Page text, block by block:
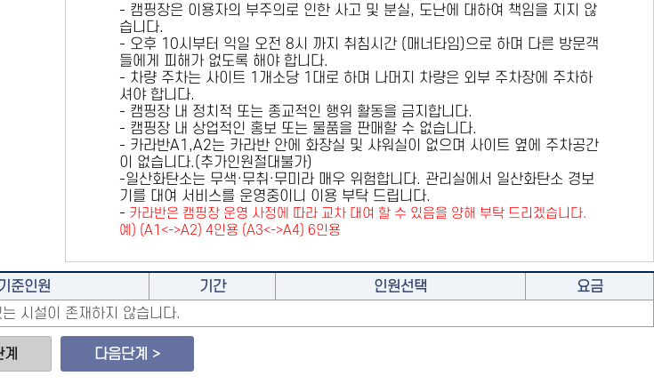
- 캠핑장은 이용자의 부주의로 인한 사고 및 분실, 도난에 대하여 책임을 지지 않
습니다.
- 오후 10시부터 익일 오전 8시 까지 취침시간 (매너타임)으로 하며 다른 방문객
들에게 피해가 없도록 해야 합니다.
- 차량 주차는 사이트 1개소당 1대로 하며 나머지 차량은 외부 주차장에 주차하
셔야 합니다.
- 캠핑장 내 정치적 또는 종교적인 행위 활동을 금지합니다.
- 캠핑장 내 상업적인 홍보 또는 물품을 판매할 수 없습니다.
- 카라반A1,A2는 카라반 안에 화장실 및 샤워실이 없으며 사이트 옆에 주차공간
이 없습니다.(추가인원절대불가)
-일산화탄소는 무색·무취·무미라 매우 위험합니다. 관리실에서 일산화탄소 경보
기를 대여 서비스를 운영중이니 이용 부탁 드립니다.
- 카라반은 캠핑장 운영 사정에 따라 교차 대여 할 수 있음을 양해 부탁 드리겠습니다.
예) (A1<->A2) 4인용 (A3<->A4) 6인용
준인원 기간 인원선택
요금
시설이 존재하지 않습니다.
다음단계 >